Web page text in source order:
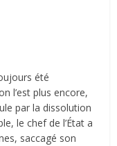
été
l’est plus encore,
par la dissolution
le chef de l’État a
saccagé son